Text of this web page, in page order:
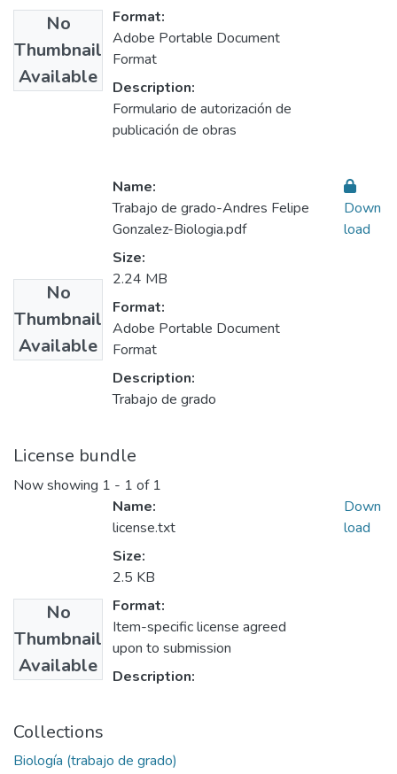
No
Thumbnail
Available
Format:
Adobe Portable Document
Format
Description:
Formulario de autorización de
publicación de obras
No
Thumbnail
Available
Name:
Trabajo de grado-Andres Felipe
Gonzalez-Biologia.pdf
Size:
2.24 MB
Format:
Adobe Portable Document
Format
Description:
Trabajo de grado
Down
load
License bundle
Now showing 1 - 1 of 1
No
Thumbnail
Available
Name:
license.txt
Size:
2.5 KB
Format:
Item-specific license agreed
upon to submission
Description:
Down
load
Collections
Biología (trabajo de grado)